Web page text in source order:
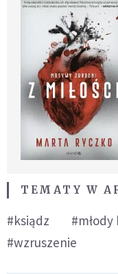
TEMATY W
#ksiądz #młody
#wzruszenie